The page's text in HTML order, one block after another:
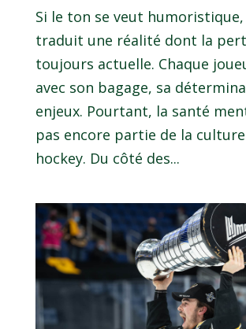
Si le ton se veut
traduit une réalité dont la
toujours actuelle. Chaque
avec son bagage, sa
enjeux. Pourtant, la santé
pas encore partie de la
hockey. Du côté des...